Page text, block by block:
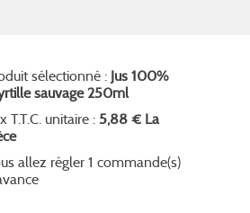
sélectionné : Jus 100%
sauvage 250ml
T.T.C. unitaire : 5,88 € La
allez régler 1 commande(s)